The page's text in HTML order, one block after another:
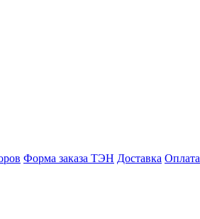
Форма заказа ТЭН Доставка Оплата